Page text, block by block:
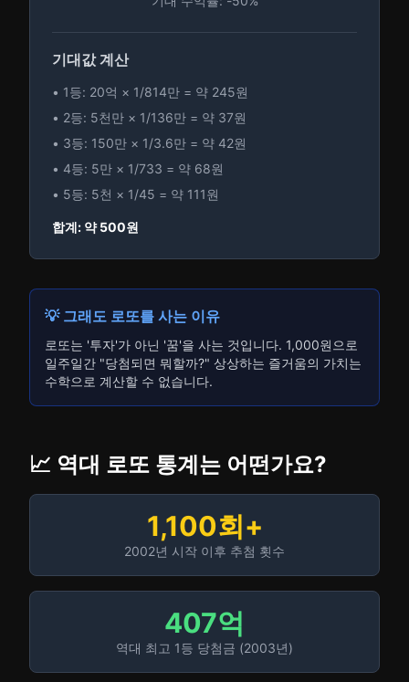
기대값 계산
• 1등: 20억 × 1/814만 = 약 245원
• 2등: 5천만 × 1/136만 = 약 37원
• 3등: 150만 × 1/3.6만 = 약 42원
• 4등: 5만 × 1/733 = 약 68원
• 5등: 5천 × 1/45 = 약 111원
합계: 약 500원
💡 그래도 로또를 사는 이유
로또는 '투자'가 아닌 '꿈'을 사는 것입니다. 1,000원으로
일주일간 "당첨되면 뭐할까?" 상상하는 즐거움의 가치는
수학으로 계산할 수 없습니다.
📈 역대 로또 통계는 어떤가요?
1,100회+
2002년 시작 이후 추첨 횟수
407억
역대 최고 1등 당첨금 (2003년)